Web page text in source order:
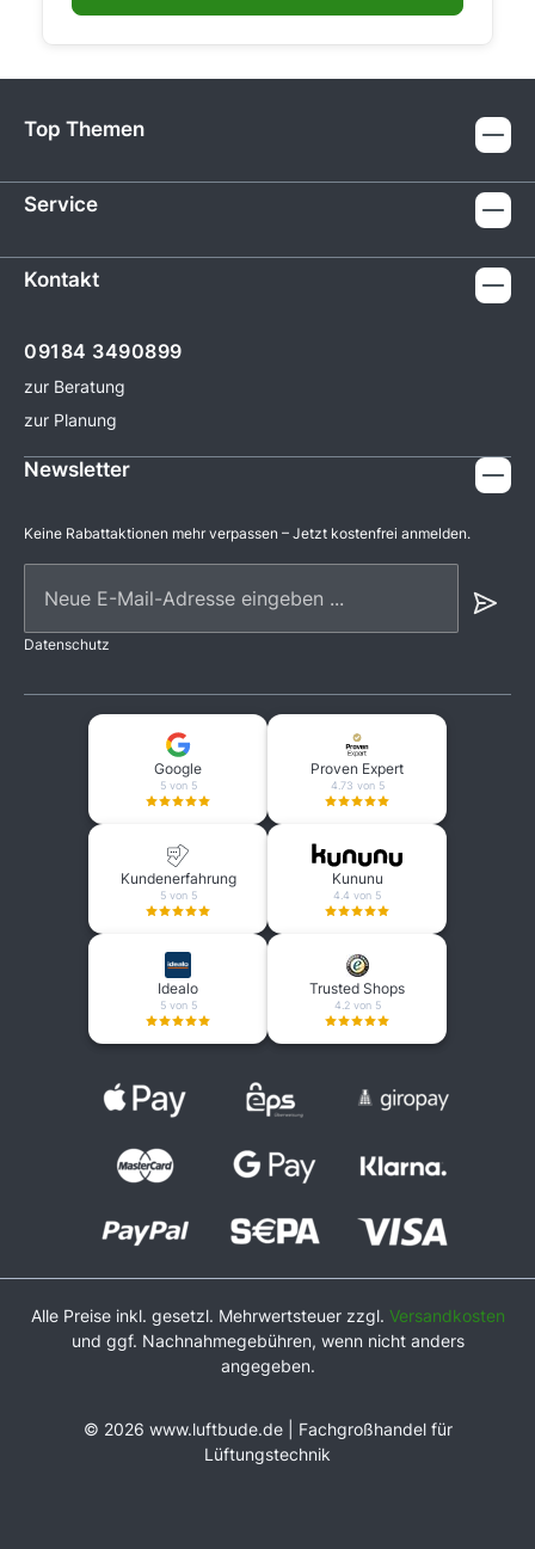
Top Themen
Service
Kontakt
09184 3490899
zur Beratung
zur Planung
Newsletter
Keine Rabattaktionen mehr verpassen – Jetzt kostenfrei anmelden.
Datenschutz
Google
5 von 5
Proven Expert
4.73 von 5
Kundenerfahrung
5 von 5
Kununu
4.4 von 5
Idealo
5 von 5
Trusted Shops
4.2 von 5
Alle Preise inkl. gesetzl. Mehrwertsteuer zzgl. Versandkosten
und ggf. Nachnahmegebühren, wenn nicht anders
angegeben.
© 2026 www.luftbude.de | Fachgroßhandel für
Lüftungstechnik